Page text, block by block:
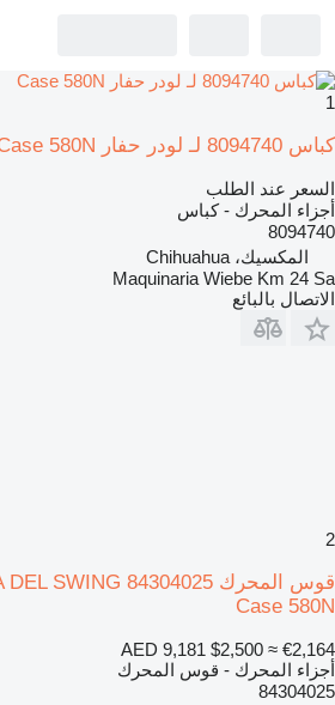
1
كباس 8094740 لـ لودر حفار Case 580N
السعر عند الطلب
أجزاء المحرك - كباس
8094740
المكسيك، Chihuahua
Maquinaria Wiebe Km 24 Sa
الاتصال بالبائع
2
Case 580N
AED 9,181 $2,500 ≈ €2,164
أجزاء المحرك - قوس المحرك
84304025